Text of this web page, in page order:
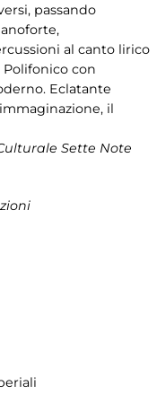
passando
al canto lirico
con
Eclatante
il
Sette Note